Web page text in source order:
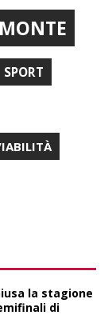
SPORT
la stagione
di